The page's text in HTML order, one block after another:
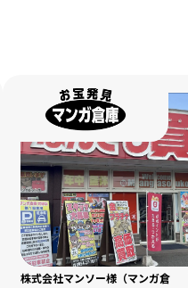
株式会社マンソー様（マンガ倉